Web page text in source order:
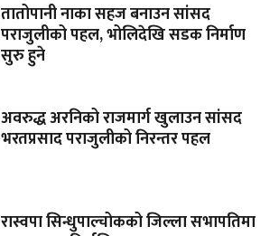
तातोपानी नाका सहज बनाउन सांसद
पराजुलीको पहल, भोलिदेखि सडक निर्माण
सुरु हुने
अवरुद्ध अरनिको राजमार्ग खुलाउन सांसद
भरतप्रसाद पराजुलीको निरन्तर पहल
रास्वपा सिन्धुपाल्चोकको जिल्ला सभापतिमा